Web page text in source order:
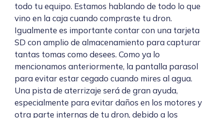
todo tu equipo. Estamos hablando de todo lo que
vino en la caja cuando compraste tu dron.
Igualmente es importante contar con una tarjeta
SD con amplio de almacenamiento para capturar
tantas tomas como desees. Como ya lo
mencionamos anteriormente, la pantalla parasol
para evitar estar cegado cuando mires al agua.
Una pista de aterrizaje será de gran ayuda,
especialmente para evitar daños en los motores y
otra parte internas de tu dron, debido a los